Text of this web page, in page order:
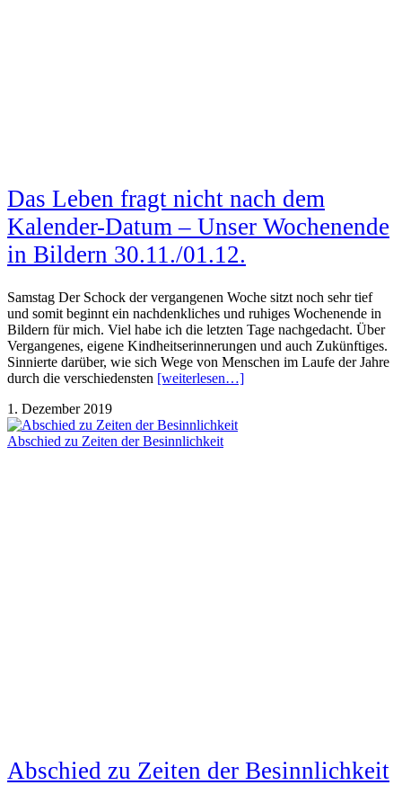
Das Leben fragt nicht nach dem
Kalender-Datum – Unser Wochenende
in Bildern 30.11./01.12.
Samstag Der Schock der vergangenen Woche sitzt noch sehr tief
und somit beginnt ein nachdenkliches und ruhiges Wochenende in
Bildern für mich. Viel habe ich die letzten Tage nachgedacht. Über
Vergangenes, eigene Kindheitserinnerungen und auch Zukünftiges.
Sinnierte darüber, wie sich Wege von Menschen im Laufe der Jahre
durch die verschiedensten [weiterlesen…]
1. Dezember 2019
Abschied zu Zeiten der Besinnlichkeit
Abschied zu Zeiten der Besinnlichkeit